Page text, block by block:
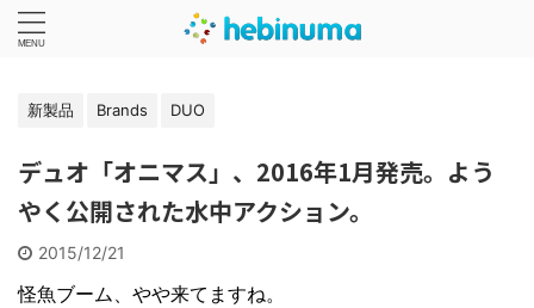
新製品 Brands DUO
デュオ「オニマス」、2016年1月発売。よう
やく公開された水中アクション。
2015/12/21
怪魚ブーム、やや来てますね。